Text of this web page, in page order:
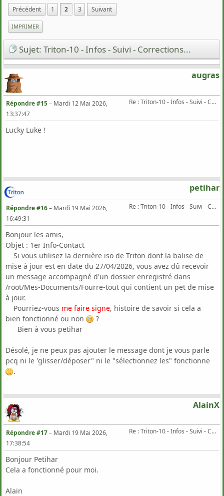
Précédent 1 2 3 Suivant
IMPRIMER
Sujet: Triton-10 - Infos - Suivi - Corrections...
augras
Re : Triton-10 - Infos - Suivi - Corrections...
Répondre #15– Mardi 12 Mai 2026,
13:37:47
Lucky Luke !
petihar
Re : Triton-10 - Infos - Suivi - Corrections...
Répondre #16– Mardi 19 Mai 2026,
16:49:31
Bonjour les amis,
Objet : 1er Info-Contact
Si vous utilisez la dernière iso de Triton dont la balise de
mise à jour est en date du 27/04/2026, vous avez dû recevoir
un message accompagné d'un dossier enregistré dans
/root/Mes-Documents/Fourre-tout qui contient un pet de mise
à jour.
Pourriez-vous me faire signe, histoire de savoir si cela a
bien fonctionné ou non
?
Bien à vous petihar
Désolé, je ne peux pas ajouter le message dont je vous parle
pcq ni le 'glisser/déposer" ni le "sélectionnez les" fonctionne
.
AlainX
Re : Triton-10 - Infos - Suivi - Corrections...
Répondre #17– Mardi 19 Mai 2026,
17:38:54
Bonjour Petihar
Cela a fonctionné pour moi.
Alain